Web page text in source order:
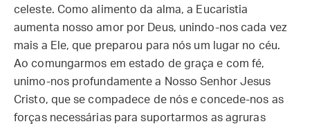
celeste. Como alimento da alma, a Eucaristia
aumenta nosso amor por Deus, unindo-nos cada vez
mais a Ele, que preparou para nós um lugar no céu.
Ao comungarmos em estado de graça e com fé,
unimo-nos profundamente a Nosso Senhor Jesus
Cristo, que se compadece de nós e concede-nos as
forças necessárias para suportarmos as agruras